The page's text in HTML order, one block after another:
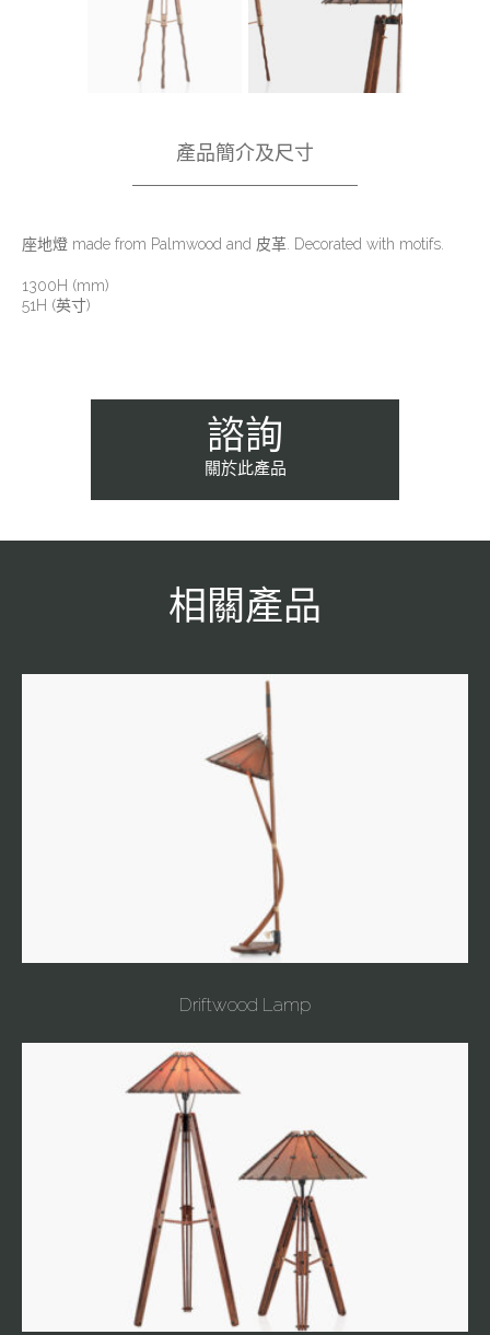
產品簡介及尺寸
座地燈 made from Palmwood and 皮革. Decorated with motifs.
1300H (mm)
51H (英寸)
諮詢
關於此產品
相關產品
Driftwood Lamp